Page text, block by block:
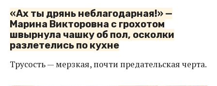
«Ах ты дрянь неблагодарная!» —
Марина Викторовна с грохотом
швырнула чашку об пол, осколки
разлетелись по кухне
Трусость — мерзкая, почти предательская черта.